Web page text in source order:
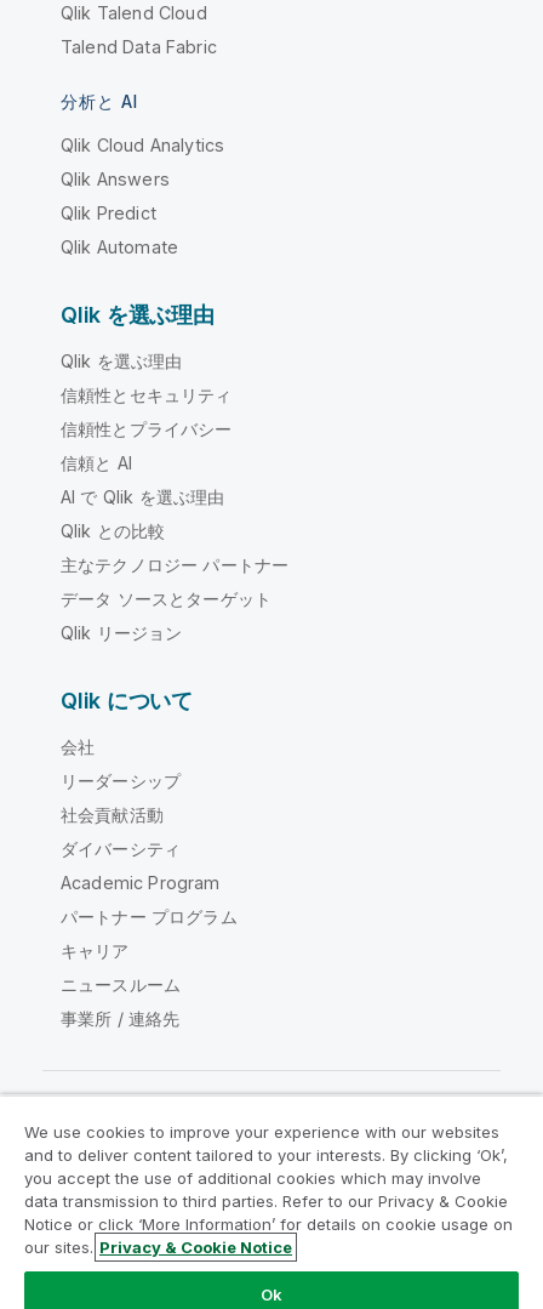
Qlik Talend Cloud
Talend Data Fabric
分析と AI
Qlik Cloud Analytics
Qlik Answers
Qlik Predict
Qlik Automate
Qlik を選ぶ理由
Qlik を選ぶ理由
信頼性とセキュリティ
信頼性とプライバシー
信頼と AI
AI で Qlik を選ぶ理由
Qlik との比較
主なテクノロジー パートナー
データ ソースとターゲット
Qlik リージョン
Qlik について
会社
リーダーシップ
社会貢献活動
ダイバーシティ
Academic Program
パートナー プログラム
キャリア
ニュースルーム
事業所 / 連絡先
Qlik コミュニティ
法的契約 製品規約
Legal Policies
リーガルポリシー
利用規約
Do Not Share My Info
We use cookies to improve your experience with our websites
and to deliver content tailored to your interests. By clicking ‘Ok’,
you accept the use of additional cookies which may involve
data transmission to third parties. Refer to our Privacy & Cookie
Notice or click ‘More Information’ for details on cookie usage on
our sites. Privacy & Cookie Notice
Ok